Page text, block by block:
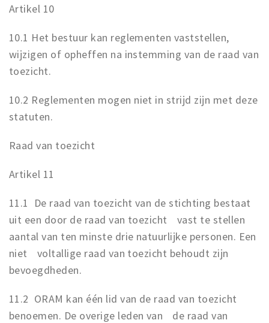
Artikel 10
10.1 Het bestuur kan reglementen vaststellen,
wijzigen of opheffen na instemming van de raad van
toezicht.
10.2 Reglementen mogen niet in strijd zijn met deze
statuten.
Raad van toezicht
Artikel 11
11.1 De raad van toezicht van de stichting bestaat
uit een door de raad van toezicht vast te stellen
aantal van ten minste drie natuurlijke personen. Een
niet voltallige raad van toezicht behoudt zijn
bevoegdheden.
11.2 ORAM kan één lid van de raad van toezicht
benoemen. De overige leden van de raad van